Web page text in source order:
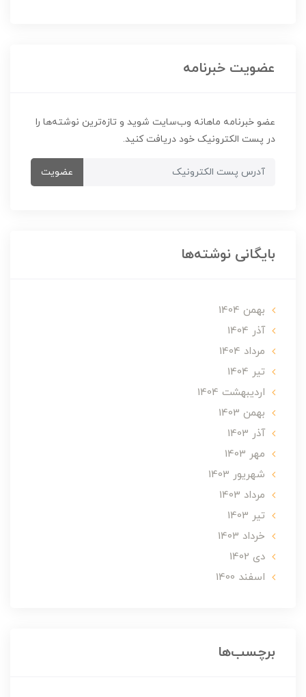
عضویت خبرنامه
عضو خبرنامه ماهانه وب‌سایت شوید و تازه‌ترین نوشته‌ها را
در پست الکترونیک خود دریافت کنید.
عضویت
بایگانی نوشته‌ها
بهمن 1404
آذر 1404
مرداد 1404
تير 1404
ارديبهشت 1404
بهمن 1403
آذر 1403
مهر 1403
شهریور 1403
مرداد 1403
تير 1403
خرداد 1403
دی 1402
اسفند 1400
برچسب‌ها